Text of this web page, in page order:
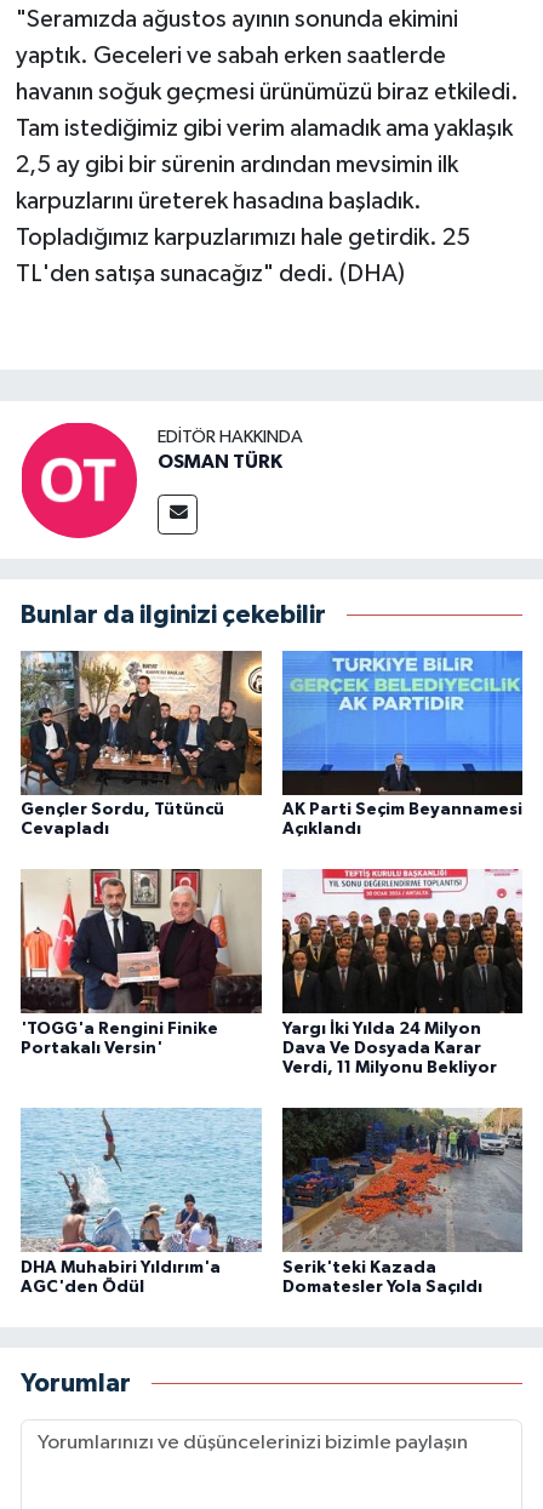
"Seramızda ağustos ayının sonunda ekimini
yaptık. Geceleri ve sabah erken saatlerde
havanın soğuk geçmesi ürünümüzü biraz etkiledi.
Tam istediğimiz gibi verim alamadık ama yaklaşık
2,5 ay gibi bir sürenin ardından mevsimin ilk
karpuzlarını üreterek hasadına başladık.
Topladığımız karpuzlarımızı hale getirdik. 25
TL'den satışa sunacağız" dedi. (DHA)
EDITÖR HAKKINDA
OSMAN TÜRK
Bunlar da ilginizi çekebilir
Gençler Sordu, Tütüncü
Cevapladı
AK Parti Seçim Beyannamesi
Açıklandı
'TOGG'a Rengini Finike
Portakalı Versin'
Yargı İki Yılda 24 Milyon
Dava Ve Dosyada Karar
Verdi, 11 Milyonu Bekliyor
DHA Muhabiri Yıldırım'a
AGC'den Ödül
Serik'teki Kazada
Domatesler Yola Saçıldı
Yorumlar